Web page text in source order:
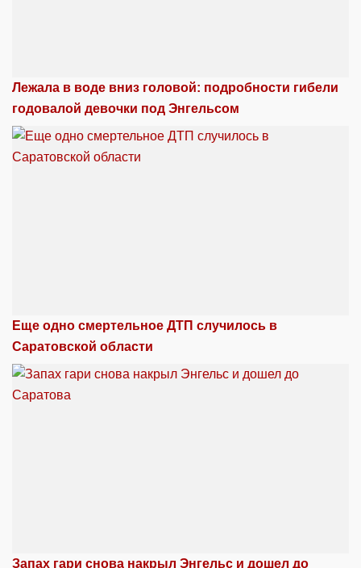
Лежала в воде вниз головой: подробности гибели
годовалой девочки под Энгельсом
Еще одно смертельное ДТП случилось в
Саратовской области
Запах гари снова накрыл Энгельс и дошел до